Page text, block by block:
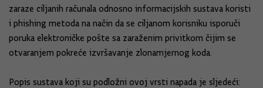
zaraze ciljanih računala odnosno informacijskih sustava koristi
i phishing metoda na način da se ciljanom korisniku isporuči
poruka elektroničke pošte sa zaraženim privitkom čijim se
otvaranjem pokreće izvršavanje zlonamjernog koda.
Popis sustava koji su podložni ovoj vrsti napada je sljedeći: